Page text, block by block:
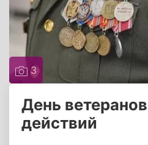
3
День
действий